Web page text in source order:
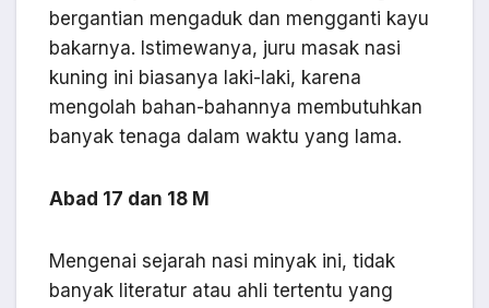
bergantian mengaduk dan mengganti kayu
bakarnya. Istimewanya, juru masak nasi
kuning ini biasanya laki-laki, karena
mengolah bahan-bahannya membutuhkan
banyak tenaga dalam waktu yang lama.
Abad 17 dan 18 M
Mengenai sejarah nasi minyak ini, tidak
banyak literatur atau ahli tertentu yang